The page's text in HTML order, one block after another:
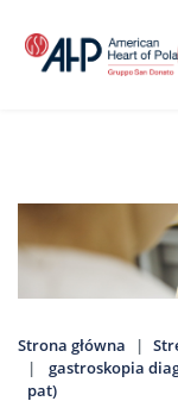
treści
Strefa
Pacjenta
O
nas
Strona główna
gastroskopia
pat)